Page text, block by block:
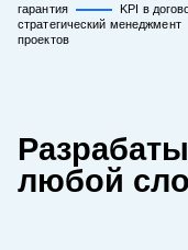
гарантия
KPI в
стратегический менеджмент
проектов
любой